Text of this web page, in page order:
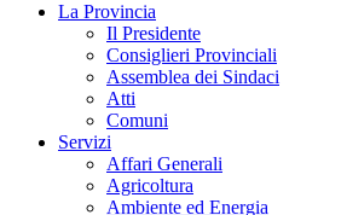
La Provincia
Il Presidente
Consiglieri Provinciali
Assemblea dei Sindaci
Atti
Comuni
Servizi
Affari Generali
Agricoltura
Ambiente ed Energia